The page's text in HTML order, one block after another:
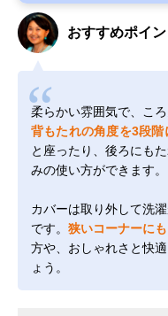
おすすめポイン
柔らかい雰囲気で、こ
背もたれの角度を3段階
と座ったり、後ろにも
みの使い方ができます。
カバーは取り外して洗
です。 狭いコーナーに
方や、おしゃれさと快
ょう。